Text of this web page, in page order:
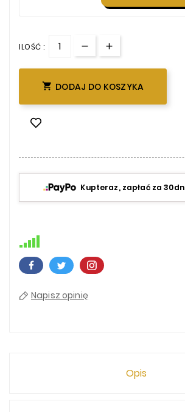
ILOŚĆ :
 DODAJ DO KOSZYKA
Kupteraz, zapłać za
Napisz opinię
Opis